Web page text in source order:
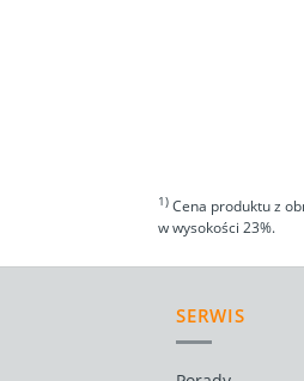
1) Cena produktu z
w wysokości 23%.
SERWIS